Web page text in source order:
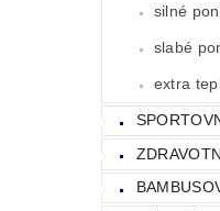
silné
slabé
extra